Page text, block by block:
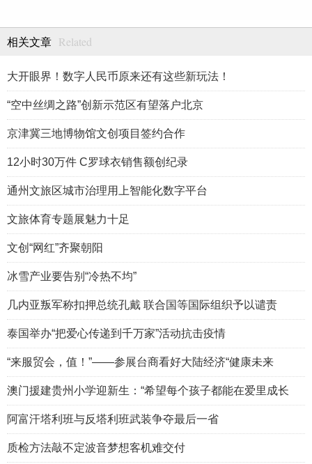
相关文章 Related
大开眼界！数字人民币原来还有这些新玩法！
“空中丝绸之路”创新示范区有望落户北京
京津冀三地博物馆文创项目签约合作
12小时30万件 C罗球衣销售额创纪录
通州文旅区城市治理用上智能化数字平台
文旅体育专题展魅力十足
文创“网红”齐聚朝阳
冰雪产业要告别“冷热不均”
几内亚叛军称扣押总统孔戴 联合国等国际组织予以谴责
泰国举办“把爱心传递到千万家”活动抗击疫情
“来服贸会，值！”——参展台商看好大陆经济“健康未来
澳门援建贵州小学迎新生：“希望每个孩子都能在爱里成长
阿富汗塔利班与反塔利班武装争夺最后一省
质检方法敲不定波音梦想客机难交付